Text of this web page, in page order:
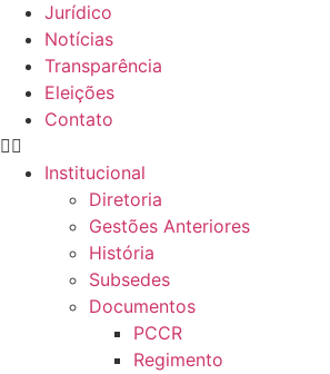
Jurídico
Notícias
Transparência
Eleições
Contato
Institucional
Diretoria
Gestões Anteriores
História
Subsedes
Documentos
PCCR
Regimento